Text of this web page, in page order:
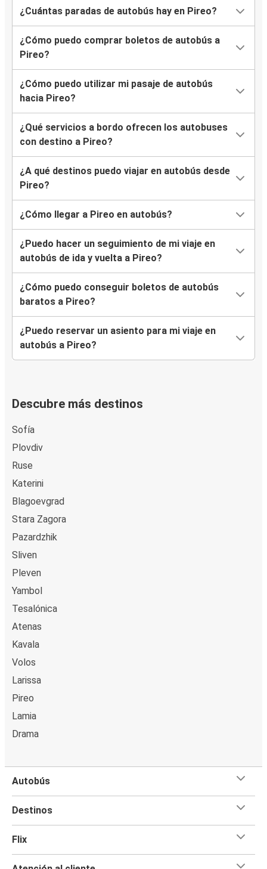
¿Cuántas paradas de autobús hay en Pireo?
¿Cómo puedo comprar boletos de autobús a
Pireo?
¿Cómo puedo utilizar mi pasaje de autobús
hacia Pireo?
¿Qué servicios a bordo ofrecen los autobuses
con destino a Pireo?
¿A qué destinos puedo viajar en autobús desde
Pireo?
¿Cómo llegar a Pireo en autobús?
¿Puedo hacer un seguimiento de mi viaje en
autobús de ida y vuelta a Pireo?
¿Cómo puedo conseguir boletos de autobús
baratos a Pireo?
¿Puedo reservar un asiento para mi viaje en
autobús a Pireo?
Descubre más destinos
Sofía
Plovdiv
Ruse
Katerini
Blagoevgrad
Stara Zagora
Pazardzhik
Sliven
Pleven
Yambol
Tesalónica
Atenas
Kavala
Volos
Larissa
Pireo
Lamia
Drama
Autobús
Destinos
Flix